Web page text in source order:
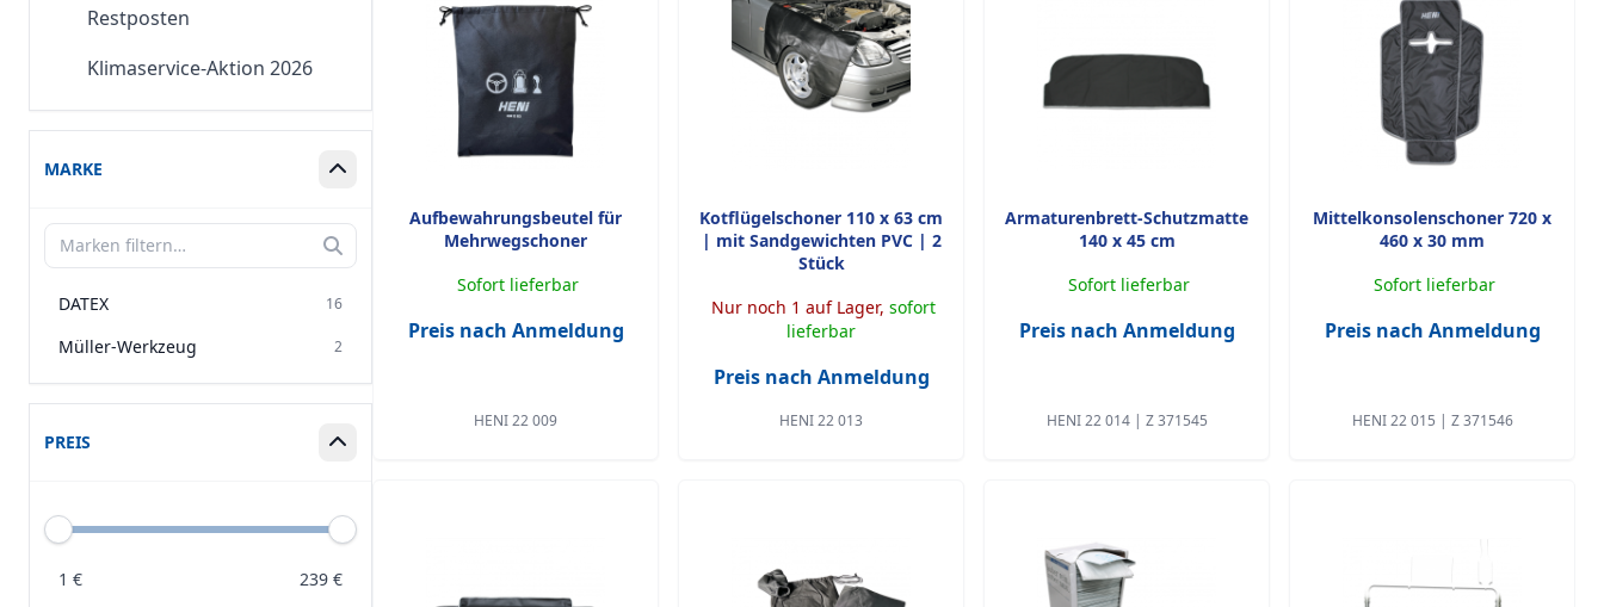
Restposten
Klimaservice-Aktion 2026
MARKE Box ein-/ausklappen
Filtern
DATEX 16
Müller-Werkzeug 2
PREIS Box ein-/ausklappen
1 € 239 €
Aufbewahrungsbeutel für
Mehrwegschoner
Sofort lieferbar
Preis nach Anmeldung
HENI 22 009
Kotflügelschoner 110 x 63 cm
| mit Sandgewichten PVC | 2
Stück
Nur noch 1 auf Lager, sofort
lieferbar
Preis nach Anmeldung
HENI 22 013
Armaturenbrett-Schutzmatte
140 x 45 cm
Sofort lieferbar
Preis nach Anmeldung
HENI 22 014 | Z 371545
Mittelkonsolenschoner 720 x
460 x 30 mm
Sofort lieferbar
Preis nach Anmeldung
HENI 22 015 | Z 371546